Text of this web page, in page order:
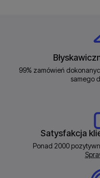
99% zamówień
samego
Satysfakcja
Ponad 2000